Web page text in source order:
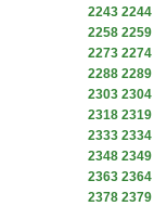
2243 2244
2258 2259
2273 2274
2288 2289
2303 2304
2318 2319
2333 2334
2348 2349
2363 2364
2378 2379